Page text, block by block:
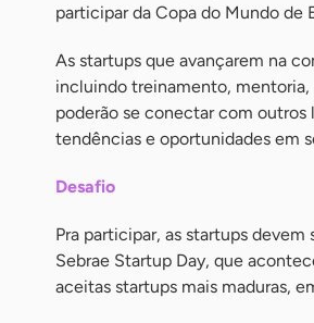
participar da Copa do Mundo de
As startups que avançarem na
incluindo treinamento,
poderão se conectar com outros
tendências e oportunidades em
Desafio
Pra participar, as startups
Sebrae Startup Day, que
aceitas startups mais maduras,